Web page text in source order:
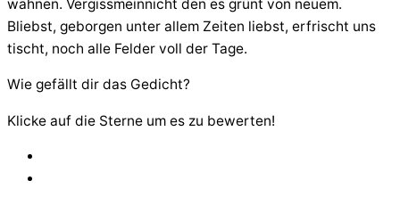
wähnen. Vergissmeinnicht den es grünt von neuem.
Bliebst, geborgen unter allem Zeiten liebst, erfrischt uns
tischt, noch alle Felder voll der Tage.
Wie gefällt dir das Gedicht?
Klicke auf die Sterne um es zu bewerten!